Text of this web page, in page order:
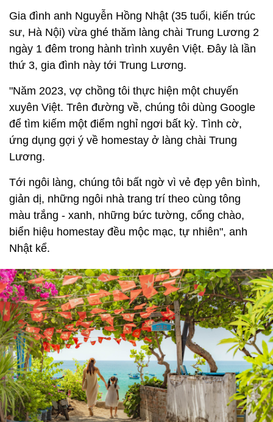
Gia đình anh Nguyễn Hồng Nhật (35 tuổi, kiến trúc
sư, Hà Nội) vừa ghé thăm làng chài Trung Lương 2
ngày 1 đêm trong hành trình xuyên Việt. Đây là lần
thứ 3, gia đình này tới Trung Lương.
"Năm 2023, vợ chồng tôi thực hiện một chuyến
xuyên Việt. Trên đường về, chúng tôi dùng Google
để tìm kiếm một điểm nghỉ ngơi bất kỳ. Tình cờ,
ứng dụng gợi ý về homestay ở làng chài Trung
Lương.
Tới ngôi làng, chúng tôi bất ngờ vì vẻ đẹp yên bình,
giản dị, những ngôi nhà trang trí theo cùng tông
màu trắng - xanh, những bức tường, cổng chào,
biển hiệu homestay đều mộc mạc, tự nhiên", anh
Nhật kể.